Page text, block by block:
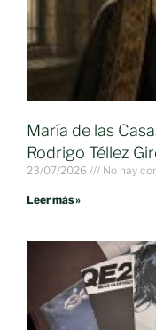
María de las
Rodrigo Téllez
23/07/2026 No hay
Leer más »